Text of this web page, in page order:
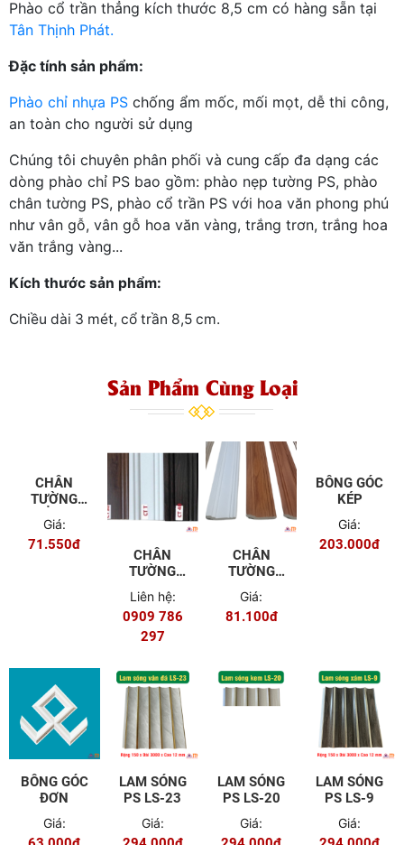
Phào cổ trần thẳng kích thước 8,5 cm có hàng sẵn tại
Tân Thịnh Phát.
Đặc tính sản phẩm:
Phào chỉ nhựa PS chống ẩm mốc, mối mọt, dễ thi công,
an toàn cho người sử dụng
Chúng tôi chuyên phân phối và cung cấp đa dạng các
dòng phào chỉ PS bao gồm: phào nẹp tường PS, phào
chân tường PS, phào cổ trần PS với hoa văn phong phú
như vân gỗ, vân gỗ hoa văn vàng, trắng trơn, trắng hoa
văn trắng vàng...
Kích thước sản phẩm:
Chiều dài 3 mét, cổ trần 8,5 cm.
Sản Phẩm Cùng Loại
CHÂN
TƯỜNG
CM
Liên hệ:
0909 786
297
CHÂN
TƯỜNG
CM
Giá:
81.100đ
BÔNG GÓC
ĐƠN
Giá:
LAM SÓNG
PS LS-23
Giá:
LAM SÓNG
PS LS-20
Giá:
LAM SÓNG
PS LS-9
Giá: